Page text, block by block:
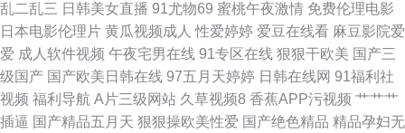
网站成人三 草逼网址 久热精品视频在线 丝袜颜射AV网 97综合视频在线 韩
日有码 香焦网站 WWWWWW色
乱二乱三 日韩美女直播 91尤物69 蜜桃午夜激情 免费伦理电影
日本电影伦理片 黄瓜视频成人 性爱婷婷 爱豆在线看 麻豆影院爱
爱 成人软件视频 午夜宅男在线 91专区在线 狠狠干欧美 国产三
级国产 国产欧美日韩在线 97五月天婷婷 日韩在线网 91福利社
视频 福利导航 A片三级网站 久草视频8 香蕉APP污视频 艹艹艹
插逼 国产精品五月天 狠狠操欧美性爱 国产绝色精品 精品孕妇无